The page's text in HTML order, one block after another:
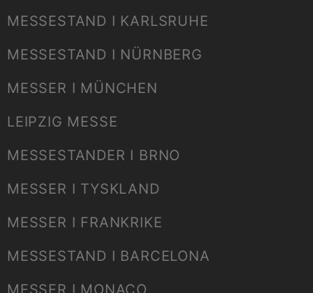
MESSESTAND I KARLSRUHE
MESSESTAND I NÜRNBERG
MESSER I MÜNCHEN
LEIPZIG MESSE
MESSESTANDER I BRNO
MESSER I TYSKLAND
MESSER I FRANKRIKE
MESSESTAND I BARCELONA